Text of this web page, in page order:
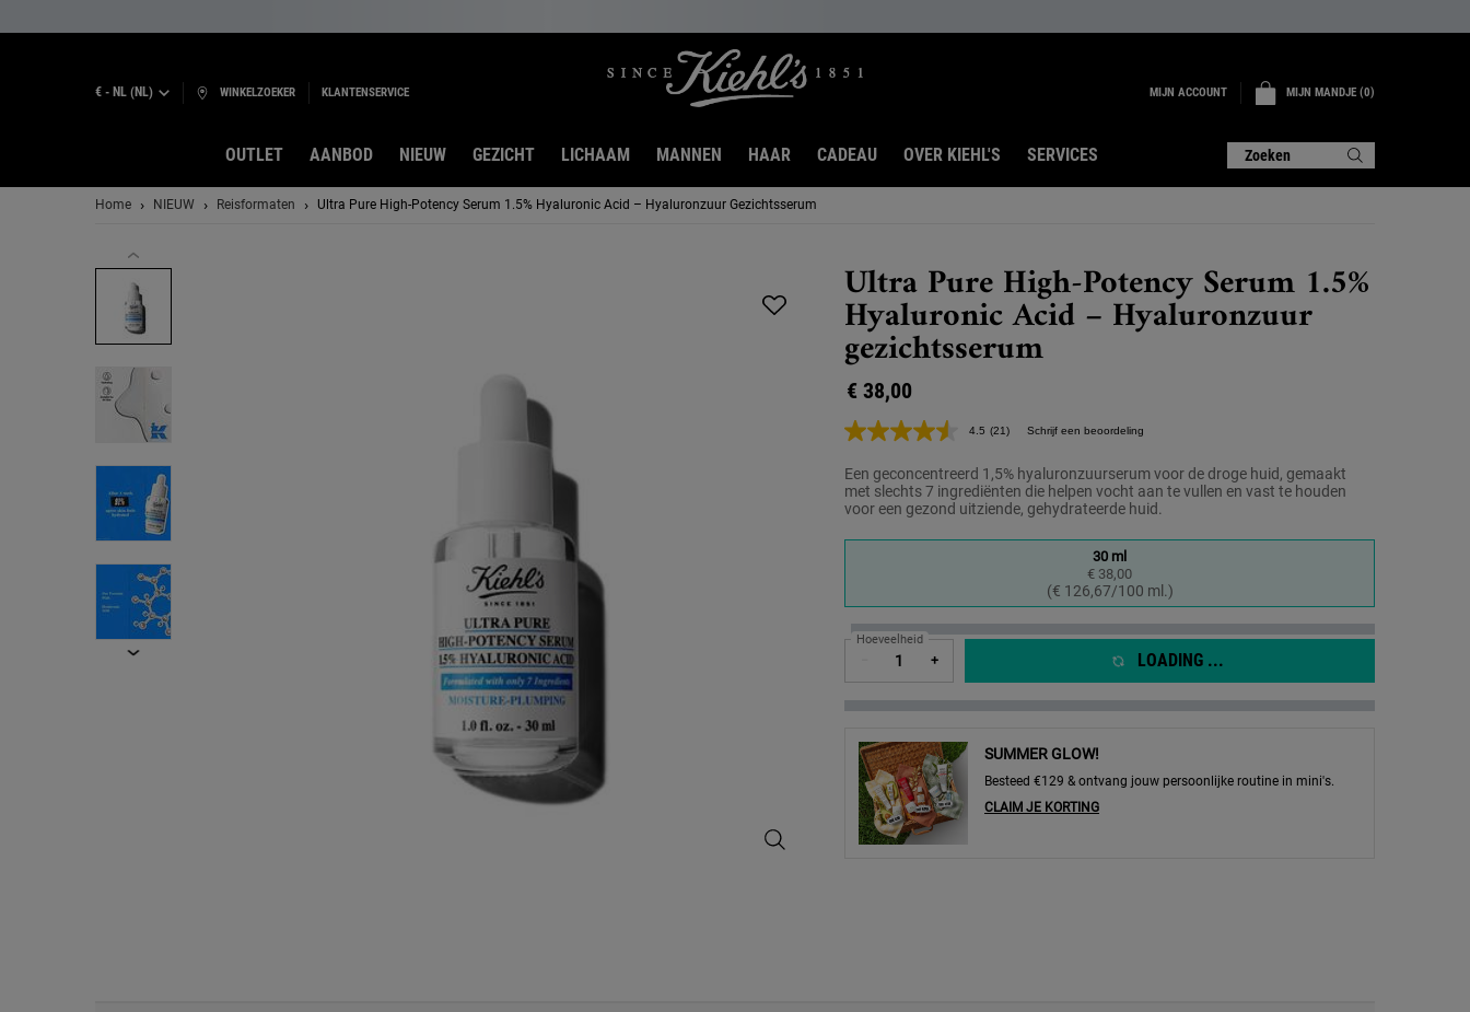
€ - NL (NL) WINKELZOEKER KLANTENSERVICE MIJN ACCOUNT MIJN MANDJE 0
0 PRODUCT
OUTLET AANBOD NIEUW GEZICHT LICHAAM MANNEN HAAR CADEAU OVER KIEHL'S SERVICES Zoeken
Home NIEUW Reisformaten Ultra Pure High-Potency Serum 1.5% Hyaluronic Acid – Hyaluronzuur Gezichtsserum
Ultra Pure High-Potency Serum 1.5%
Hyaluronic Acid – Hyaluronzuur
gezichtsserum
€ 38,00
4.5 Lees
beoordelingen.
Dezelfde
paginalink.
(21) Schrijf een beoordeling
Ultra Pure High-Potency Serum 1.5% Hyaluronic Acid – Hyaluronzuur gezichtsserum - Afbeelding inzoomen
Een geconcentreerd 1,5% hyaluronzuurserum voor de droge huid, gemaakt
met slechts 7 ingrediënten die helpen vocht aan te vullen en vast te houden
voor een gezond uitziende, gehydrateerde huid.
Geselecteerd
30 ml
€ 38,00
(€ 126,67/100 ml.)
, 1 of 1
Hoeveelheid
+ LOADING ...
SUMMER GLOW!
Besteed €129 & ontvang jouw persoonlijke routine in mini's.
CLAIM JE KORTING